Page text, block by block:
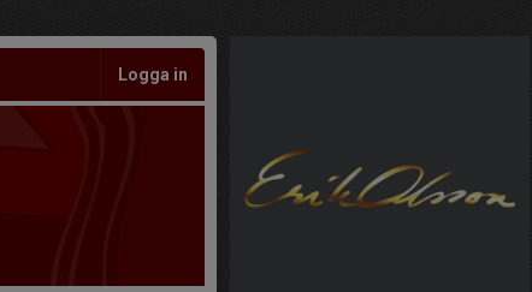
Logga in